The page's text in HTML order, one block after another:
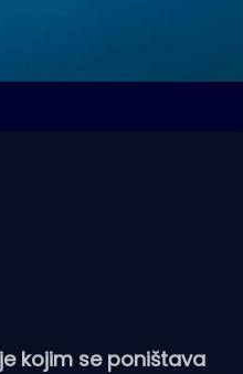
kojim se poništava